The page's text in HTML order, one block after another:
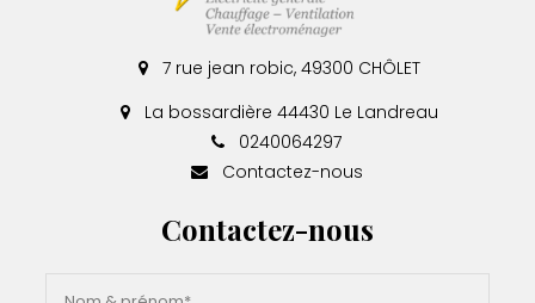
7 rue jean robic, 49300 CHÔLET
La bossardière 44430 Le Landreau
0240064297
Contactez-nous
Contactez-nous